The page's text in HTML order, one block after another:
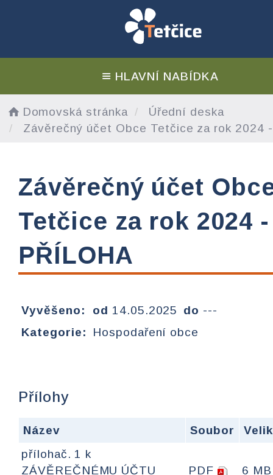
HLAVNÍ NABÍDKA
Domovská stránka
Úřední deska
Závěrečný účet Obce Tetčice za rok 2024
Závěrečný účet
Tetčice za rok 2024 -
PŘÍLOHA
Vyvěšeno: od 14.05.2025 do ---
Kategorie:
Hospodaření obce
Přílohy
Název Soubor
přílohač. 1 k
ZÁVĚREČNÉMU ÚČTU
PDF 6 MB